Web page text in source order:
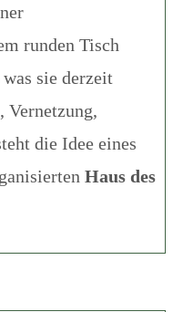
runden Tisch
sie derzeit
Vernetzung,
die Idee eines
Haus des